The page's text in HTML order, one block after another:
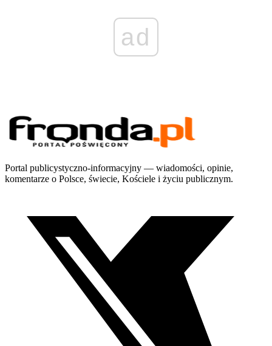
ad
Portal publicystyczno-informacyjny — wiadomości, opinie,
komentarze o Polsce, świecie, Kościele i życiu publicznym.